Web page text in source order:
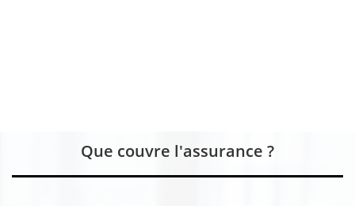
Que couvre l'assurance ?